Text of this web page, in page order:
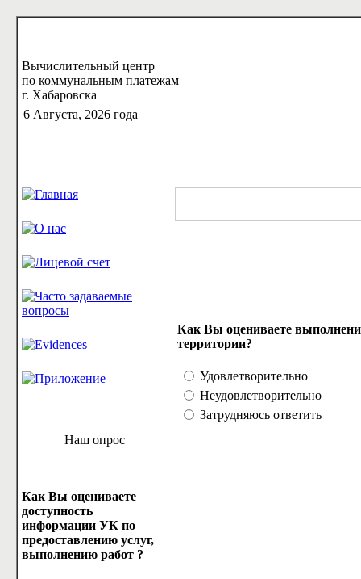
Вычислительный центр
по коммунальным платежам
г. Хабаровска
6 Августа, 2026 года
Наш опрос
Как Вы оцениваете
доступность
информации УК по
предоставлению услуг,
выполнению работ ?
Как Вы оцениваете
территории?
Удовлетворительно
Неудовлетворительно
Затрудняюсь ответить